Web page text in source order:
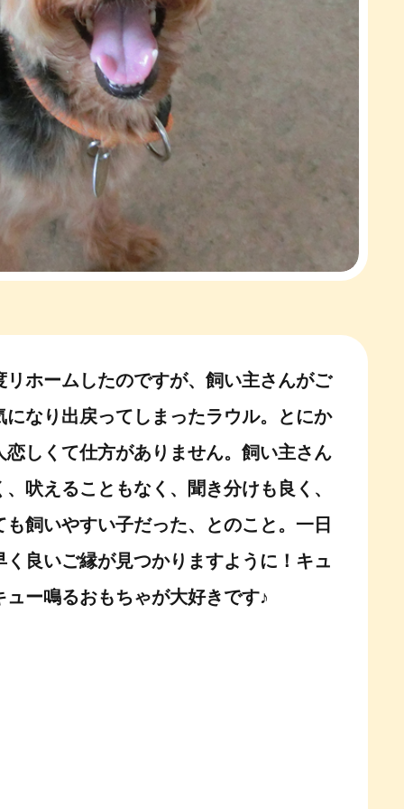
リホームしたのですが、飼い主さんがご
になり出戻ってしまったラウル。とにか
恋しくて仕方がありません。飼い主さん
、吠えることもなく、聞き分けも良く、
も飼いやすい子だった、とのこと。一日
く良いご縁が見つかりますように！キュ
ュー鳴るおもちゃが大好きです♪